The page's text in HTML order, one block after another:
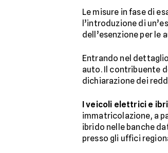
Le misure in fase di
l’introduzione di
dell’esenzione per le
Entrando nel
auto. Il contribuente
dichiarazione dei
I veicoli elettrici e
immatricolazione, a
ibrido nelle banche
presso gli uffici